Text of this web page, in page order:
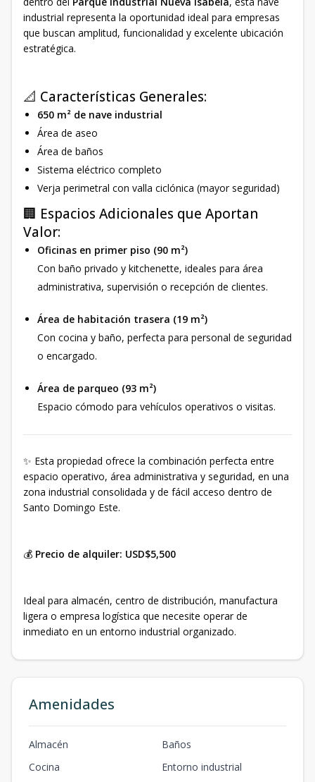
industrial representa la oportunidad ideal para empresas
que buscan amplitud, funcionalidad y excelente ubicación
estratégica.
📐 Características Generales:
650 m² de nave industrial
Área de aseo
Área de baños
Sistema eléctrico completo
Verja perimetral con valla ciclónica (mayor seguridad)
🏢 Espacios Adicionales que Aportan
Valor:
Oficinas en primer piso (90 m²)
Con baño privado y kitchenette, ideales para área
administrativa, supervisión o recepción de clientes.
Área de habitación trasera (19 m²)
Con cocina y baño, perfecta para personal de seguridad
o encargado.
Área de parqueo (93 m²)
Espacio cómodo para vehículos operativos o visitas.
✨ Esta propiedad ofrece la combinación perfecta entre
espacio operativo, área administrativa y seguridad, en una
zona industrial consolidada y de fácil acceso dentro de
Santo Domingo Este.
💰 Precio de alquiler: USD$5,500
Ideal para almacén, centro de distribución, manufactura
ligera o empresa logística que necesite operar de
inmediato en un entorno industrial organizado.
Amenidades
Almacén
Baños
Cocina
Entorno industrial